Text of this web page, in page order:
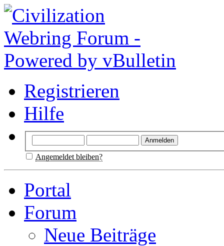
Registrieren
Hilfe
Angemeldet bleiben?
Portal
Forum
Neue Beiträge